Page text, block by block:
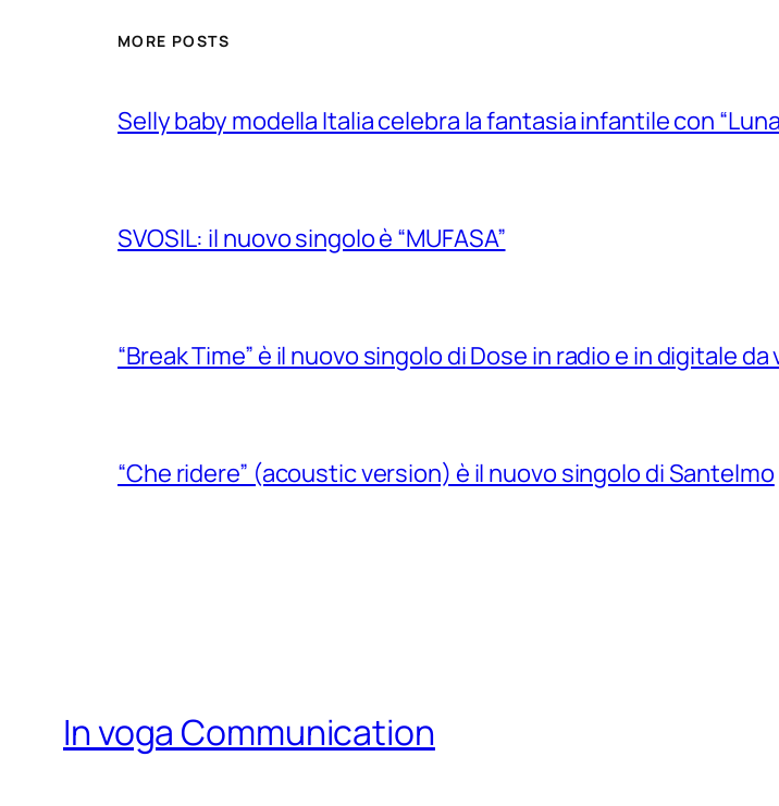
MORE POSTS
Selly baby modella Italia celebra la fantasia infantile con
SVOSIL: il nuovo singolo è “MUFASA”
“Break Time” è il nuovo singolo di Dose in radio e in digitale
“Che ridere” (acoustic version) è il nuovo singolo di Santelmo
In voga Communication